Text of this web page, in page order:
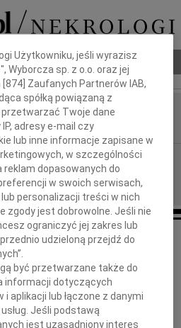
pogrzebowy
Janicki
Maciejowi Janickiemu
szczere wyrazy współczucia
Użytkowniku, jeśli wyrazisz
Wyborcza sp. z o.o. oraz jej
[874 ] Zaufanych Partnerów IAB,
spółką powiązaną z
przetwarzać Twoje dane
adresy e-mail czy
lub inne informacje zapisane w
w szczególności
dopasowanych do
w swoich serwisach,
personalizacji treści w nich
zgody jest dobrowolne. Jeśli nie
ograniczyć jej zakres lub
udzieloną przejdź do
być przetwarzane także do
informacji dotyczących
aplikacji lub łączone z danymi
Jeśli podstawą
jest uzasadniony interes